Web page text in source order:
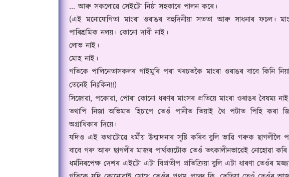
...আৰু সকলোৱে সেইটো নিষ্ঠা সহকাৰে পালন কৰে।
(এই মনোযোগিতা মাংৰা ওৰাঙৰ বহুদিনীয়া সততা আৰু সাধনাৰ ফচল।
পাৰিশ্ৰমিক নলয়। কোনো দাবী নাই।
লোভ নাই।
মোহ নাই।
গতিকে পালিনেতাসকলৰ গাইমুৰি পৰা খৰচতকৈ মাংৰা ওৰাঙৰ বাবে কিনি
তেনেই নিঃকিন!!)
সিজোৱা, পকোৱা, পোৰা কোনো ধৰণৰ মাংসৰ প্ৰতিয়ে মাংৰা ওৰাঙৰ বৈষম্য
তথাপি নিজা অভিমত হিচাপে তেওঁ পানীত তিয়াই থৈ পটাত পিহি
অগ্ৰাধিকাৰ দিয়ে।
যদিও এই কথাটোৱে ধৰ্মীয় উন্মাদনাৰ সৃষ্টি কৰিব বুলি ভাৱি গৰুক
বাবে গৰু আৰু ছাগলীৰ মাজৰ পাৰ্থক্যটোক তেওঁ তৎকালীনভাৱেই নোহোৱা কৰি
ধৰ্মনিৰপেক্ষ দেশৰ এইটো এটা বিপ্ৰতীপ প্ৰতিক্ৰিয়া বুলি এটা ধাৰণা তেওঁৰ